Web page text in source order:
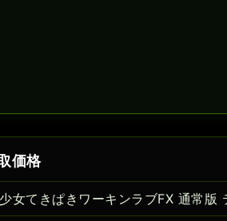
価格
女てきぱきワーキンラブFX 通常版